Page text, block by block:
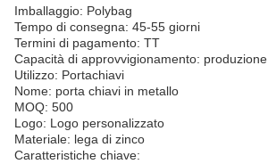
Imballaggio: Polybag
Tempo di consegna: 45-55 giorni
Termini di pagamento: TT
Capacità di approvvigionamento: produzione
Utilizzo: Portachiavi
Nome: porta chiavi in metallo
MOQ: 500
Logo: Logo personalizzato
Materiale: lega di zinco
Caratteristiche chiave: